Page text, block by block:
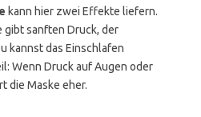
kann hier zwei Effekte liefern.
gibt sanften Druck, der
kannst das Einschlafen
Wenn Druck auf Augen oder
die Maske eher.